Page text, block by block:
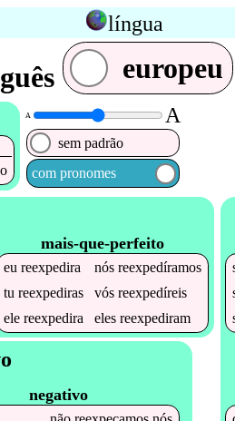
língua
europeu
A A
sem padrão
com pronomes
mais-que-perfeito
eureexpedira nósreexpedíramos
tureexpediras vósreexpedíreis
elereexpedira elesreexpediram
negativo